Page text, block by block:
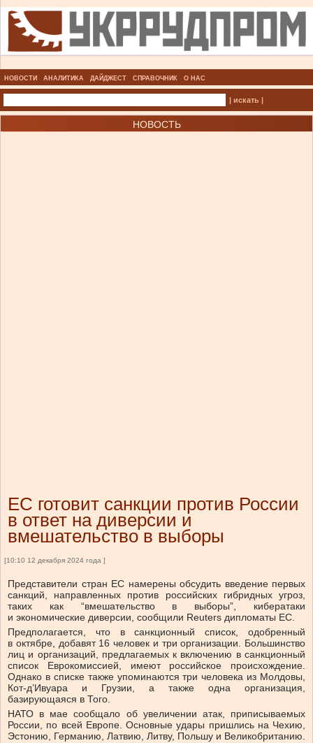
НОВОСТИ АНАЛИТИКА ДАЙДЖЕСТ СПРАВОЧНИК О НАС
| искать |
НОВОСТЬ
ЕС готовит санкции против России
в ответ на диверсии и
вмешательство в выборы
[10:10 12 декабря 2024 года ]
Представители стран ЕС намерены обсудить введение первых
санкций, направленных против российских гибридных угроз,
таких как “вмешательство в выборы”, кибератаки
и экономические диверсии, сообщили Reuters дипломаты ЕС.
Предполагается, что в санкционный список, одобренный
в октябре, добавят 16 человек и три организации. Большинство
лиц и организаций, предлагаемых к включению в санкционный
список Еврокомиссией, имеют российское происхождение.
Однако в списке также упоминаются три человека из Молдовы,
Кот-д’Ивуара и Грузии, а также одна организация,
базирующаяся в Того.
НАТО в мае сообщало об увеличении атак, приписываемых
России, по всей Европе. Основные удары пришлись на Чехию,
Эстонию, Германию, Латвию, Литву, Польшу и Великобританию.